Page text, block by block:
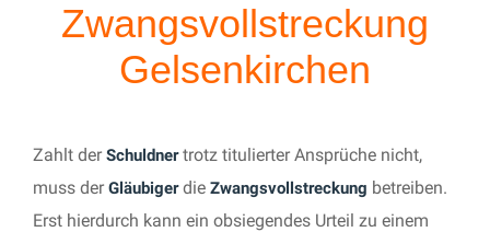
Zwangsvollstreckung
Gelsenkirchen
Zahlt derSchuldnertrotz titulierter Ansprüche nicht,
muss derGläubigerdie Zwangsvollstreckung betreiben.
Erst hierdurch kann ein obsiegendes Urteil zu einem